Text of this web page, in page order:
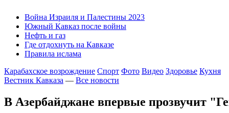
Война Израиля и Палестины 2023
Южный Кавказ после войны
Нефть и газ
Где отдохнуть на Кавказе
Правила ислама
Карабахское возрождение Спорт Фото Видео Здоровье Кухня
Вестник Кавказа — Все новости
В Азербайджане впервые прозвучит